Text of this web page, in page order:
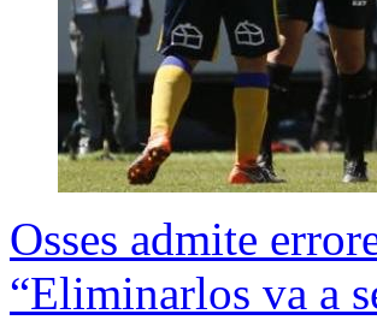
Osses admite
“Eliminarlos va a